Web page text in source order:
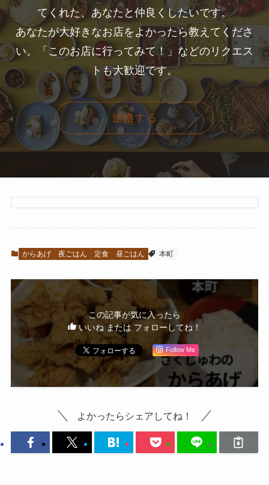
てくれた、あなたと仲良くしたいです。
あなたが大好きなお店をよかったら教えてくださ
い。「このお店に行ってみて！」などのリクエス
トも大歓迎です。
連絡する
からあげ 夜ごはん 定食 昼ごはん 本町
この記事が気に入ったら
いいね または フォローしてね！
Follow Me
よかったらシェアしてね！